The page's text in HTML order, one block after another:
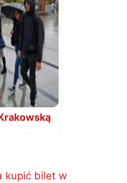
kupić bilet w